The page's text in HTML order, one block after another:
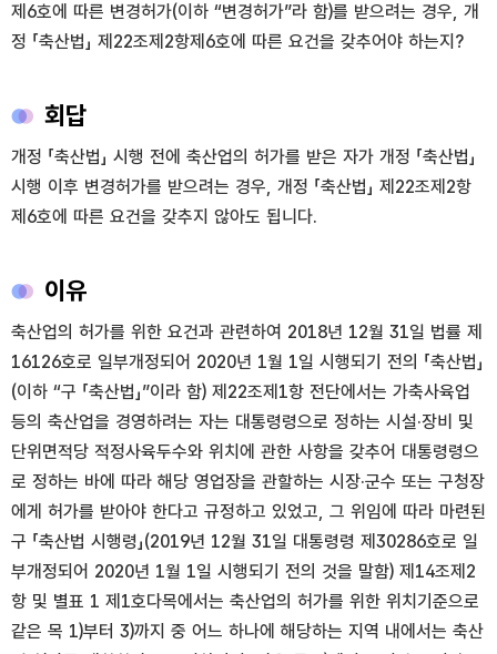
제6호에 따른 변경허가(이하 “변경허가”라 함)를 받으려는 경우, 개
정 「축산법」 제22조제2항제6호에 따른 요건을 갖추어야 하는지?
회답
개정 「축산법」 시행 전에 축산업의 허가를 받은 자가 개정 「축산법」
시행 이후 변경허가를 받으려는 경우, 개정 「축산법」 제22조제2항
제6호에 따른 요건을 갖추지 않아도 됩니다.
이유
축산업의 허가를 위한 요건과 관련하여 2018년 12월 31일 법률 제
16126호로 일부개정되어 2020년 1월 1일 시행되기 전의 「축산법」
(이하 “구 「축산법」”이라 함) 제22조제1항 전단에서는 가축사육업
등의 축산업을 경영하려는 자는 대통령령으로 정하는 시설·장비 및
단위면적당 적정사육두수와 위치에 관한 사항을 갖추어 대통령령으
로 정하는 바에 따라 해당 영업장을 관할하는 시장·군수 또는 구청장
에게 허가를 받아야 한다고 규정하고 있었고, 그 위임에 따라 마련된
구 「축산법 시행령」(2019년 12월 31일 대통령령 제30286호로 일
부개정되어 2020년 1월 1일 시행되기 전의 것을 말함) 제14조제2
항 및 별표 1 제1호다목에서는 축산업의 허가를 위한 위치기준으로
같은 목 1)부터 3)까지 중 어느 하나에 해당하는 지역 내에서는 축산